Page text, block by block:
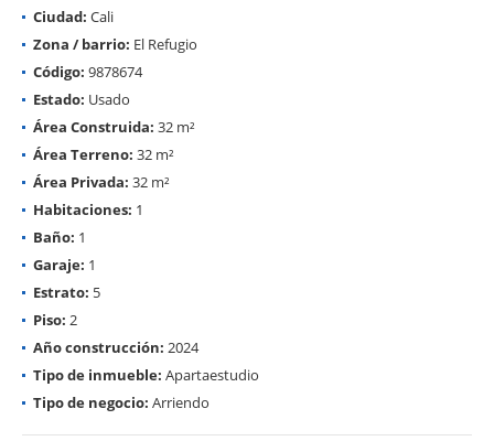
Ciudad: Cali
Zona / barrio: El Refugio
Código: 9878674
Estado: Usado
Área Construida: 32 m²
Área Terreno: 32 m²
Área Privada: 32 m²
Habitaciones: 1
Baño: 1
Garaje: 1
Estrato: 5
Piso: 2
Año construcción: 2024
Tipo de inmueble: Apartaestudio
Tipo de negocio: Arriendo